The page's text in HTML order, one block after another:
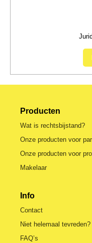
Producten
Wat is rechtsbijstand?
Onze producten voor
Onze producten voor
Makelaar
Info
Contact
Niet helemaal tevreden?
FAQ’s